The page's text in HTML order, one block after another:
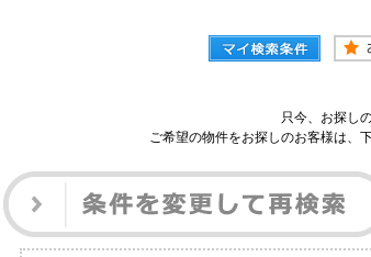
只今、お探し
ご希望の物件をお探しのお客様は、